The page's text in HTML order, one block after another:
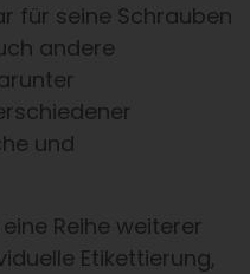
für seine Schrauben
andere
und
Reihe weiterer
Etikettierung,